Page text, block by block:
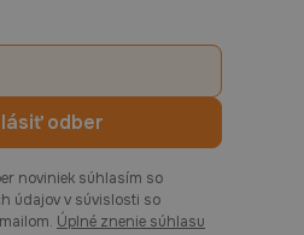
noviniek súhlasím so
údajov v súvislosti so
Úplné znenie súhlasu